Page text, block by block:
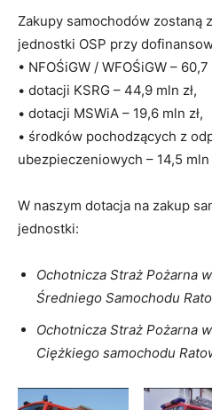
Zakupy samochodów zostaną
jednostki OSP przy
• NFOŚiGW / WFOŚiGW – 60,7
• dotacji KSRG – 44,9 mln zł,
• dotacji MSWiA – 19,6 mln zł,
• środków pochodzących z
ubezpieczeniowych – 14,5 mln
W naszym dotacja na zakup
jednostki:
Ochotnicza Straż Pożarna
Średniego Samochodu
Ochotnicza Straż Pożarna
Ciężkiego samochodu